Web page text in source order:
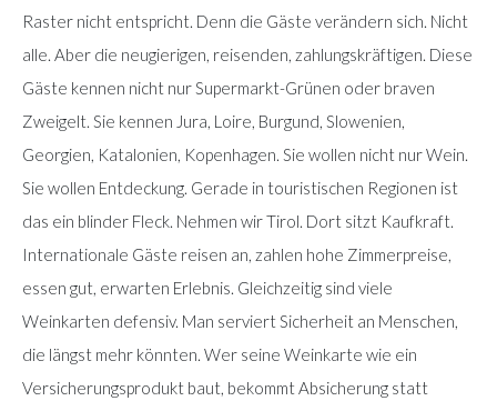
Raster nicht entspricht. Denn die Gäste verändern sich. Nicht
alle. Aber die neugierigen, reisenden, zahlungskräftigen. Diese
Gäste kennen nicht nur Supermarkt-Grünen oder braven
Zweigelt. Sie kennen Jura, Loire, Burgund, Slowenien,
Georgien, Katalonien, Kopenhagen. Sie wollen nicht nur Wein.
Sie wollen Entdeckung. Gerade in touristischen Regionen ist
das ein blinder Fleck. Nehmen wir Tirol. Dort sitzt Kaufkraft.
Internationale Gäste reisen an, zahlen hohe Zimmerpreise,
essen gut, erwarten Erlebnis. Gleichzeitig sind viele
Weinkarten defensiv. Man serviert Sicherheit an Menschen,
die längst mehr könnten. Wer seine Weinkarte wie ein
Versicherungsprodukt baut, bekommt Absicherung statt